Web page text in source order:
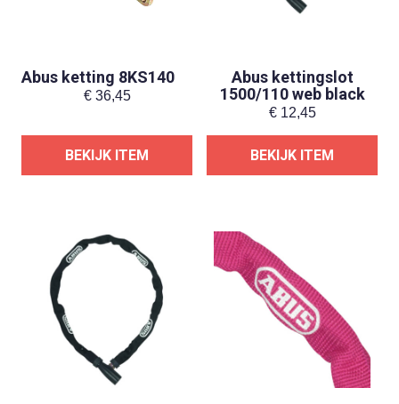
Abus ketting 8KS140
€36,45
BEKIJK ITEM
Abus kettingslot
1500/110 web black
€12,45
BEKIJK ITEM